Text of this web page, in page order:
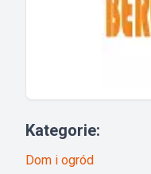
Kategorie:
Dom i ogród